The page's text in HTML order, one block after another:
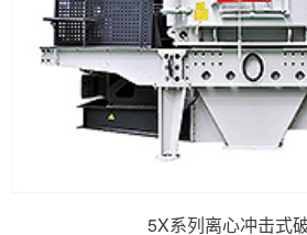
5X系列离心冲击式